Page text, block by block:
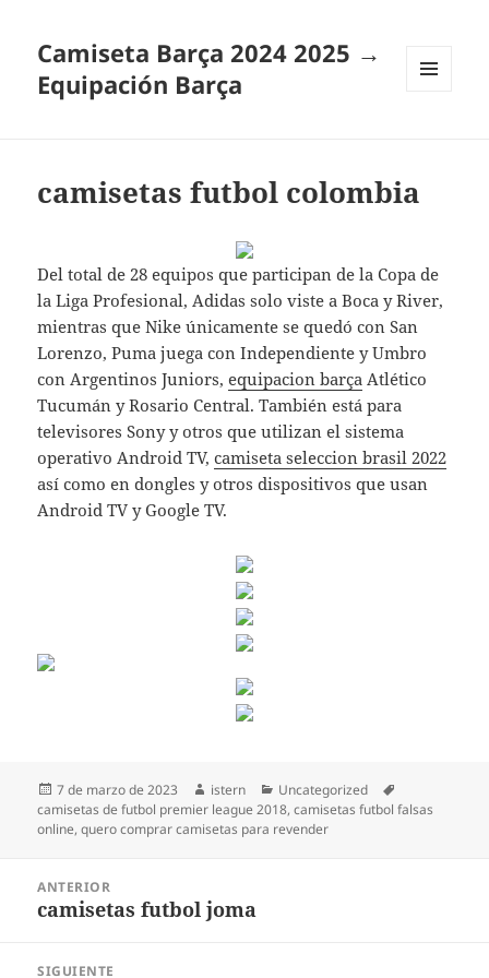
Camiseta Barça 2024 2025 →
Equipación Barça
camisetas futbol colombia
Del total de 28 equipos que participan de la Copa de
la Liga Profesional, Adidas solo viste a Boca y River,
mientras que Nike únicamente se quedó con San
Lorenzo, Puma juega con Independiente y Umbro
con Argentinos Juniors,equipacion barça Atlético
Tucumán y Rosario Central. También está para
televisores Sony y otros que utilizan el sistema
operativo Android TV,camiseta seleccion brasil 2022
así como en dongles y otros dispositivos que usan
Android TV y Google TV.
Publicado
el
7 de marzo de 2023 Autor
istern Categorías
Uncategorized
camisetas de futbol premier league 2018,camisetas futbol falsas
online,quero comprar camisetas para revender
entradas
ANTERIOR
Entrada
camisetas futbol joma
SIGUIENTE